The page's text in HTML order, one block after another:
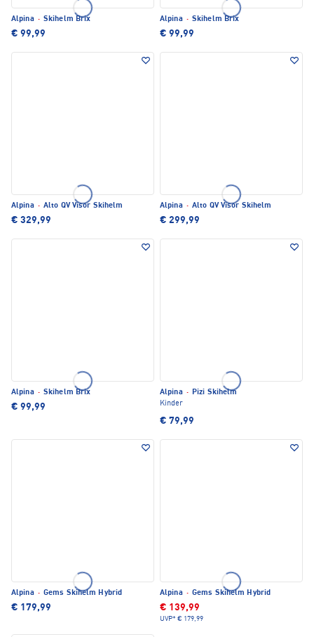
Alpina · Skihelm Brix
€ 99,99
Alpina · Skihelm Brix
€ 99,99
Alpina · Alto QV Visor Skihelm
€ 329,99
Alpina · Alto QV Visor Skihelm
€ 299,99
Alpina · Skihelm Brix
€ 99,99
Alpina · Pizi Skihelm
Kinder
€ 79,99
Alpina · Gems Skihelm Hybrid
€ 179,99
Alpina · Gems Skihelm Hybrid
€ 139,99
UVP* € 179,99